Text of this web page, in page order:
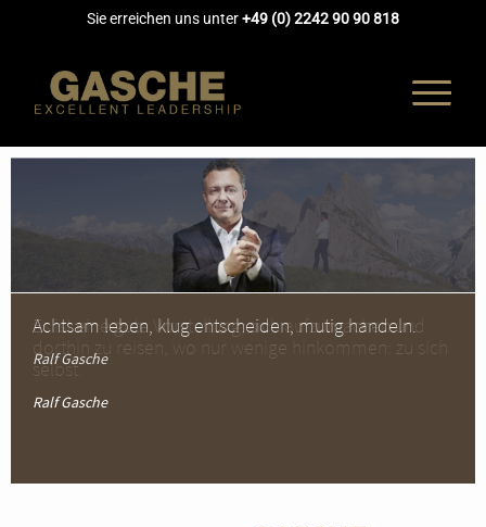
Sie erreichen uns unter+49 (0) 2242 90 90 818
Es ist eine gute Vorstellung, sich aufzumachen und
dorthin zu reisen, wo nur wenige hinkommen: zu sich
selbst.
Ralf Gasche
Achtsam leben, klug entscheiden, mutig handeln.
Ralf Gasche